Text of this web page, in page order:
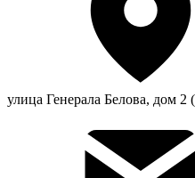
улица Генерала Белова, дом 2